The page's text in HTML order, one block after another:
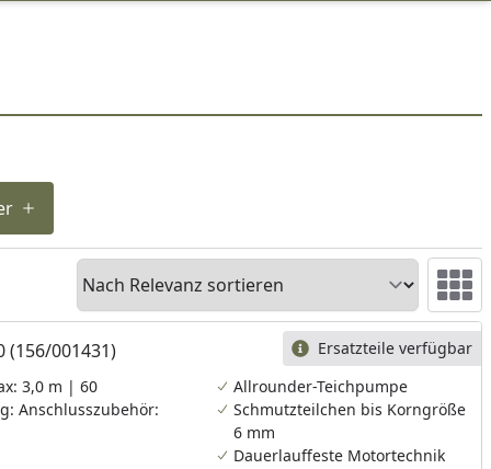
Sortieren
Ersatzteile verfügbar
(156/001431)
3,0 m | 60
Anschlusszubehör:
Allrounder-Teichpumpe
Schmutzteilchen bis Korngröße
6 mm
Dauerlauffeste Motortechnik